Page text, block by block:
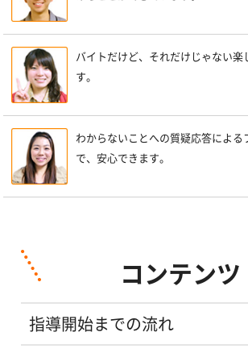
バイトだけど、それだけじゃない楽
す。
わからないことへの質疑応答による
で、安心できます。
コンテンツ
指導開始までの流れ